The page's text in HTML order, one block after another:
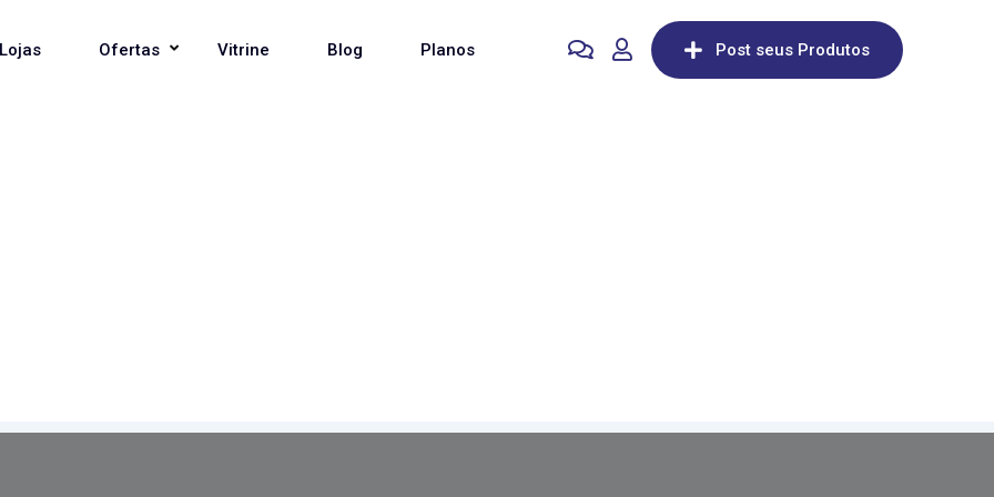
Lojas Ofertas Vitrine Blog Planos Post seus Produtos